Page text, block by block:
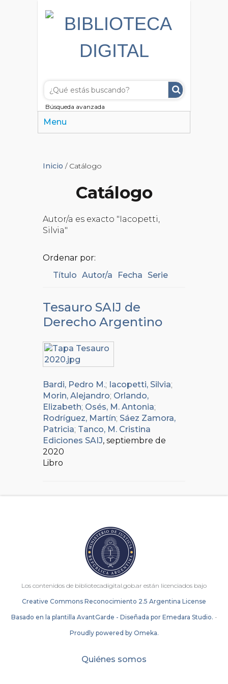
Búsqueda avanzada
Menu
Inicio / Catálogo
Catálogo
Autor/a es exacto "Iacopetti,
Silvia"
Ordenar por:
Título Autor/a Fecha Serie
Tesauro SAIJ de
Derecho Argentino
Bardi, Pedro M.; Iacopetti, Silvia;
Morin, Alejandro; Orlando,
Elizabeth; Osés, M. Antonia;
Rodríguez, Martín; Sáez Zamora,
Patricia; Tanco, M. Cristina
Ediciones SAIJ, septiembre de
2020
Libro
Los contenidos de bibliotecadigital.gob.ar están licenciados bajo
Creative Commons Reconocimiento 2.5 Argentina License
Basado en la plantilla AvantGarde - Diseñada por Emedara Studio. -
Proudly powered by Omeka.
Quiénes somos